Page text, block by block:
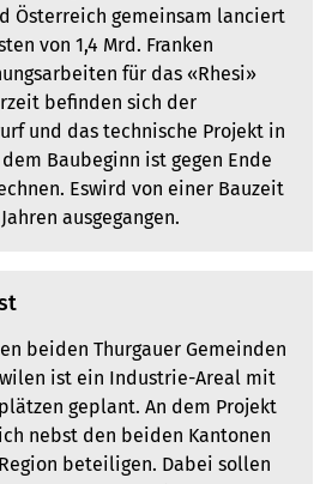
Österreich gemeinsam lanciert
von 1,4 Mrd. Franken
für das «Rhesi»
befinden sich der
und das technische Projekt in
Baubeginn ist gegen Ende
Eswird von einer Bauzeit
ausgegangen.
beiden Thurgauer Gemeinden
ist ein Industrie-Areal mit
geplant. An dem Projekt
nebst den beiden Kantonen
beteiligen. Dabei sollen